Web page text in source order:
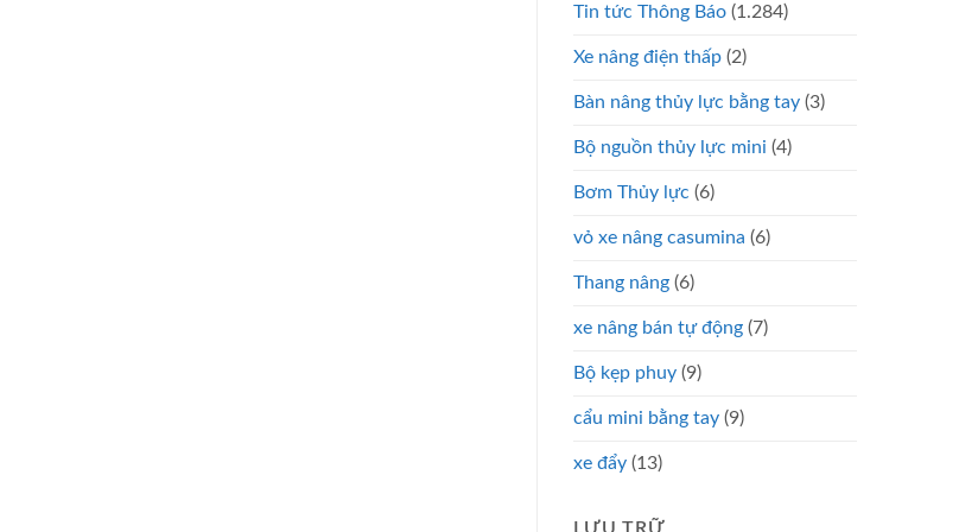
Tin tức Thông Báo (1.284)
Xe nâng điện thấp (2)
Bàn nâng thủy lực bằng tay (3)
Bộ nguồn thủy lực mini (4)
Bơm Thủy lực (6)
vỏ xe nâng casumina (6)
Thang nâng (6)
xe nâng bán tự động (7)
Bộ kẹp phuy (9)
cẩu mini bằng tay (9)
xe đẩy (13)